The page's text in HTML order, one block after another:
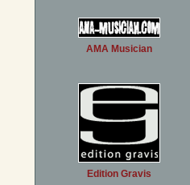
AMA Musician
Edition Gravis